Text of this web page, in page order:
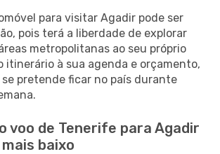
para visitar Agadir pode ser
pois terá a liberdade de explorar
metropolitanas ao seu próprio
itinerário à sua agenda e orçamento,
pretende ficar no país durante
voo de Tenerife para Agadir
baixo